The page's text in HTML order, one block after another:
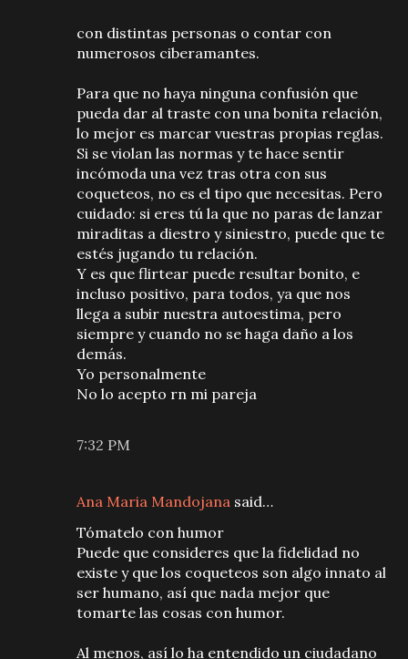
con distintas personas o contar con
numerosos ciberamantes.
Para que no haya ninguna confusión que
pueda dar al traste con una bonita relación,
lo mejor es marcar vuestras propias reglas.
Si se violan las normas y te hace sentir
incómoda una vez tras otra con sus
coqueteos, no es el tipo que necesitas. Pero
cuidado: si eres tú la que no paras de lanzar
miraditas a diestro y siniestro, puede que te
estés jugando tu relación.
Y es que flirtear puede resultar bonito, e
incluso positivo, para todos, ya que nos
llega a subir nuestra autoestima, pero
siempre y cuando no se haga daño a los
demás.
Yo personalmente
No lo acepto rn mi pareja
7:32 PM
Ana Maria Mandojana said…
Tómatelo con humor
Puede que consideres que la fidelidad no
existe y que los coqueteos son algo innato al
ser humano, así que nada mejor que
tomarte las cosas con humor.
Al menos, así lo ha entendido un ciudadano